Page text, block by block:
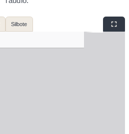
Silbote